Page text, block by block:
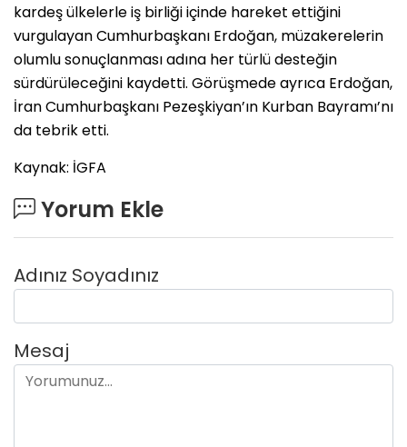
kardeş ülkelerle iş birliği içinde hareket ettiğini
vurgulayan Cumhurbaşkanı Erdoğan, müzakerelerin
olumlu sonuçlanması adına her türlü desteğin
sürdürüleceğini kaydetti. Görüşmede ayrıca Erdoğan,
İran Cumhurbaşkanı Pezeşkiyan’ın Kurban Bayramı’nı
da tebrik etti.
Kaynak: İGFA
Yorum Ekle
Adınız Soyadınız
Mesaj